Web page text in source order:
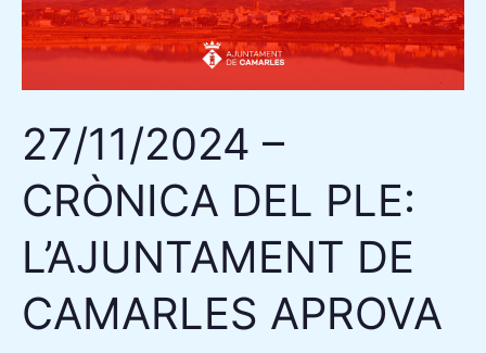
27/11/2024 –
CRÒNICA DEL PLE:
L’AJUNTAMENT DE
CAMARLES APROVA
L’AJUNTAMENT
DE
DE
MANERA
UNÀNIME
PROGRAMA
DE
FESTES